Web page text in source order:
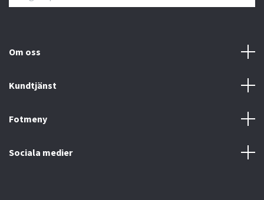
Om oss
Kundtjänst
Fotmeny
Sociala medier